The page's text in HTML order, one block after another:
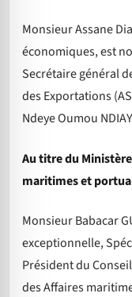
Monsieur Assane
économiques, est
Secrétaire général
des Exportations
Ndeye Oumou
Au titre du
maritimes et
Monsieur Babacar
exceptionnelle,
Président du
des Affaires